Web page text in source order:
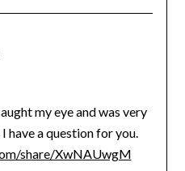
my eye and was very
have a question for you.
share/XwNAUwgM